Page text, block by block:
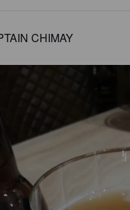
CHIMAY